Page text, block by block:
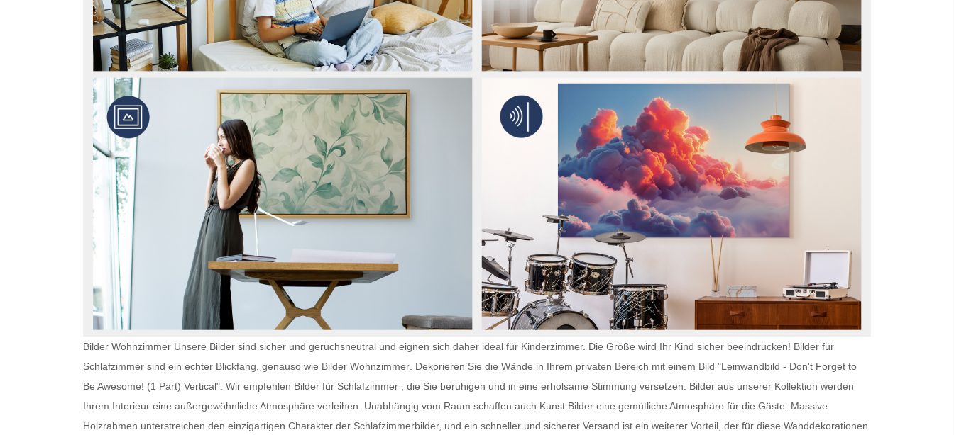
Bilder Wohnzimmer Unsere Bilder sind sicher und geruchsneutral und eignen sich daher ideal für Kinderzimmer. Die Größe wird Ihr Kind sicher beeindrucken! Bilder für
Schlafzimmer sind ein echter Blickfang, genauso wie Bilder Wohnzimmer . Dekorieren Sie die Wände in Ihrem privaten Bereich mit einem Bild "Leinwandbild - Don't Forget to
Be Awesome! (1 Part) Vertical". Wir empfehlen Bilder für Schlafzimmer , die Sie beruhigen und in eine erholsame Stimmung versetzen. Bilder aus unserer Kollektion werden
Ihrem Interieur eine außergewöhnliche Atmosphäre verleihen. Unabhängig vom Raum schaffen auch Kunst Bilder eine gemütliche Atmosphäre für die Gäste. Massive
Holzrahmen unterstreichen den einzigartigen Charakter der Schlafzimmerbilder, und ein schneller und sicherer Versand ist ein weiterer Vorteil, der für diese Wanddekorationen